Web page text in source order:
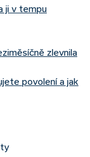
ji v tempu
zlevnila
povolení a jak